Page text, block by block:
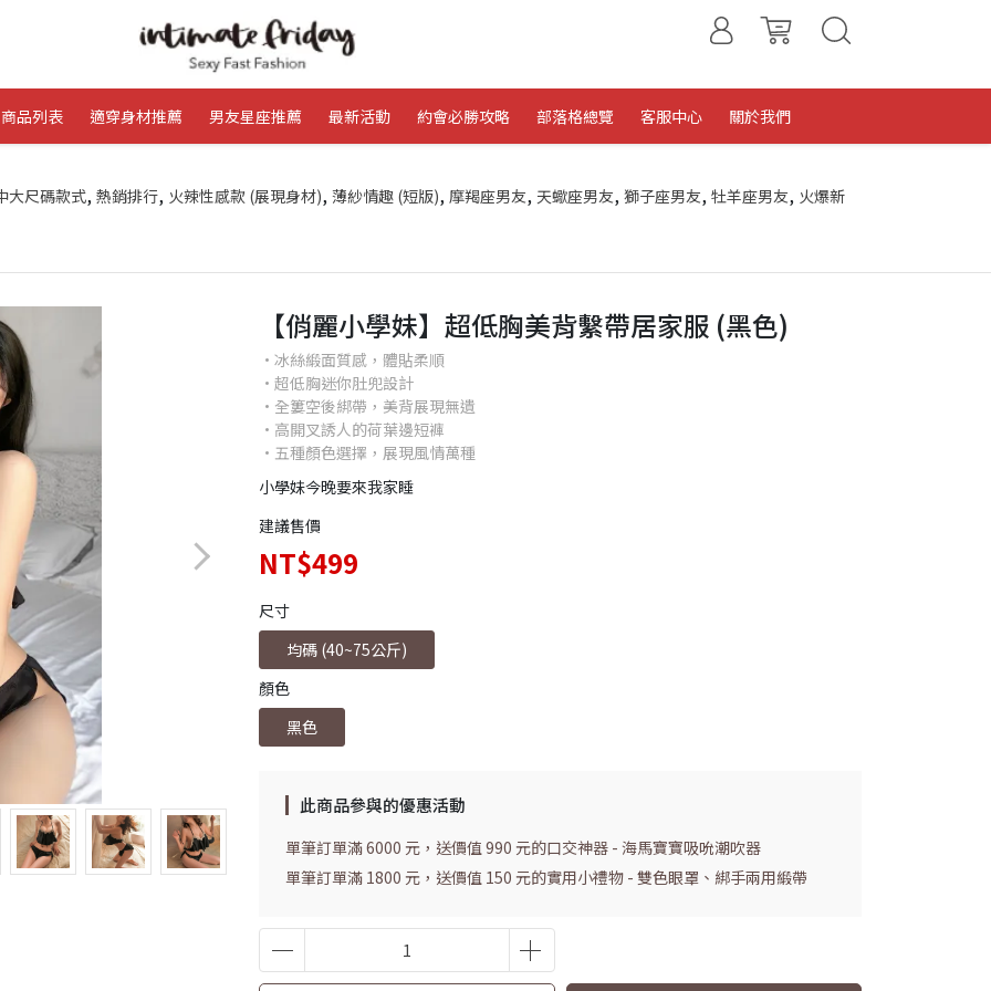
商品列表 適穿身材推薦 男友星座推薦 最新活動 約會必勝攻略 部落格總覽 客服中心 關於我們
大尺碼款式, 熱銷排行, 火辣性感款 (展現身材), 薄紗情趣 (短版), 摩羯座男友, 天蠍座男友, 獅子座男友, 牡羊座男友, 火爆新
【俏麗小學妹】超低胸美背繫帶居家服 (黑色)
•冰絲緞面質感，體貼柔順
•超低胸迷你肚兜設計
•全簍空後綁帶，美背展現無遺
•高開叉誘人的荷葉邊短褲
•五種顏色選擇，展現風情萬種
小學妹今晚要來我家睡
建議售價
NT$499
尺寸
均碼 (40~75公斤)
顏色
黑色
此商品參與的優惠活動
單筆訂單滿 6000 元，送價值 990 元的口交神器 - 海馬寶寶吸吮潮吹器
單筆訂單滿 1800 元，送價值 150 元的實用小禮物 - 雙色眼罩、綁手兩用緞帶